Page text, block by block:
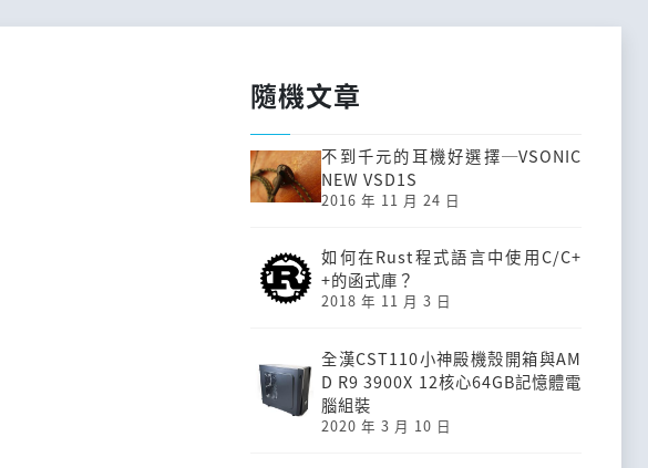
隨機文章
不到千元的耳機好選擇─VSONIC
NEW VSD1S
2016 年 11 月 24 日
如何在Rust程式語言中使用C/C+
+的函式庫？
2018 年 11 月 3 日
全漢CST110小神殿機殼開箱與AM
D R9 3900X 12核心64GB記憶體電
腦組裝
2020 年 3 月 10 日